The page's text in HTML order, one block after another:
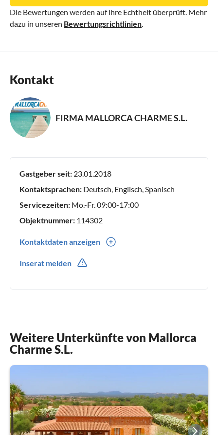
Die Bewertungen werden auf ihre Echtheit überprüft. Mehr
dazu in unseren Bewertungsrichtlinien
Kontakt
FIRMA MALLORCA CHARME S.L.
Gastgeber seit: 23.01.2018
Kontaktsprachen: Deutsch, Englisch, Spanisch
Servicezeiten: Mo.-Fr. 09:00-17:00
Objektnummer: 114302
Kontaktdaten anzeigen
Inserat melden
Weitere Unterkünfte von Mallorca
Charme S.L.